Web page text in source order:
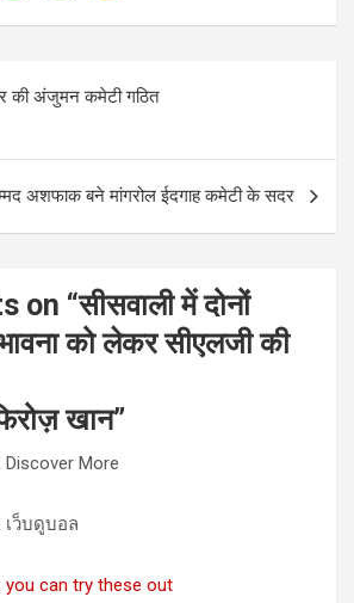
की अंजुमन कमेटी गठित
अशफाक बने मांगरोल ईदगाह कमेटी के सदर
on “सीसवाली में दोनों
को लेकर सीएलजी की
खान”
Discover More
เว็บดูบอล
you can try these out